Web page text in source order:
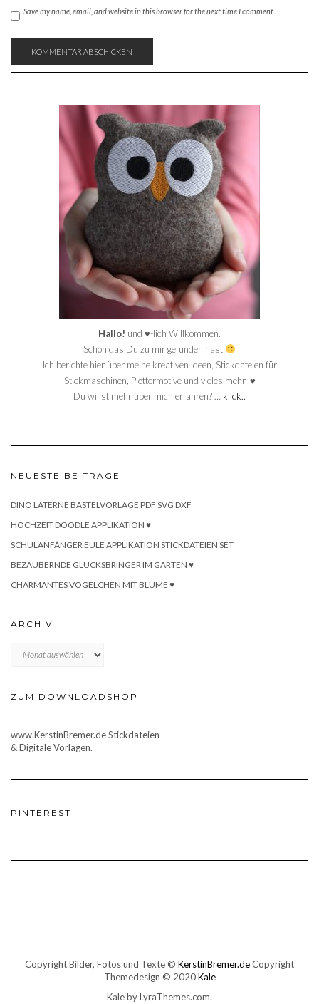
Save my name, email, and website in this browser for the next time I comment.
Hallo! und ♥-lich Willkommen.
Schön das Du zu mir gefunden hast
Ich berichte hier über meine kreativen Ideen, Stickdateien für
Stickmaschinen, Plottermotive und vieles mehr ♥
Du willst mehr über mich erfahren? … klick..
NEUESTE BEITRÄGE
DINO LATERNE BASTELVORLAGE PDF SVG DXF
HOCHZEIT DOODLE APPLIKATION ♥
SCHULANFÄNGER EULE APPLIKATION STICKDATEIEN SET
BEZAUBERNDE GLÜCKSBRINGER IM GARTEN ♥
CHARMANTES VÖGELCHEN MIT BLUME ♥
ARCHIV
ZUM DOWNLOADSHOP
www.KerstinBremer.de Stickdateien
& Digitale Vorlagen.
PINTEREST
Copyright Bilder, Fotos und Texte © KerstinBremer.deCopyright
Themedesign © 2020Kale
Kaleby LyraThemes.com.